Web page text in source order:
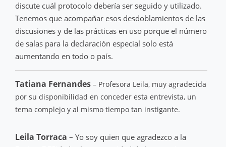
discute cuál protocolo debería ser seguido y utilizado.
Tenemos que acompañar esos desdoblamientos de las
discusiones y de las prácticas en uso porque el número
de salas para la declaración especial solo está
aumentando en todo o país.
Tatiana Fernandes – Profesora Leila, muy agradecida
por su disponibilidad en conceder esta entrevista, un
tema complejo y al mismo tiempo tan instigante.
Leila Torraca – Yo soy quien que agradezco a la